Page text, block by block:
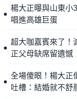
楊大正曝與山東
唱進高雄巨蛋
超大咖嘉賓來了
正父母缺席留遺憾
全場傻眼！楊大
吐槽：結婚就不舒